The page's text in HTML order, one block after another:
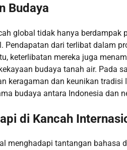
Budaya
global tidak hanya
Pendapatan dari terlibat dalam
keterlibatan mereka juga
budaya tanah air. Pada
keragaman dan keunikan
budaya antara Indonesia dan
di Kancah
menghadapi tantangan bahasa